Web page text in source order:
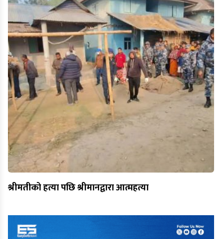
श्रीमतीको हत्या पछि श्रीमानद्वारा आत्महत्या